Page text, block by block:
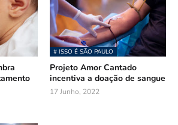
# ISSO É SÃO PAULO
Projeto Amor Cantado
incentiva a doação de sangue
17 Junho, 2022